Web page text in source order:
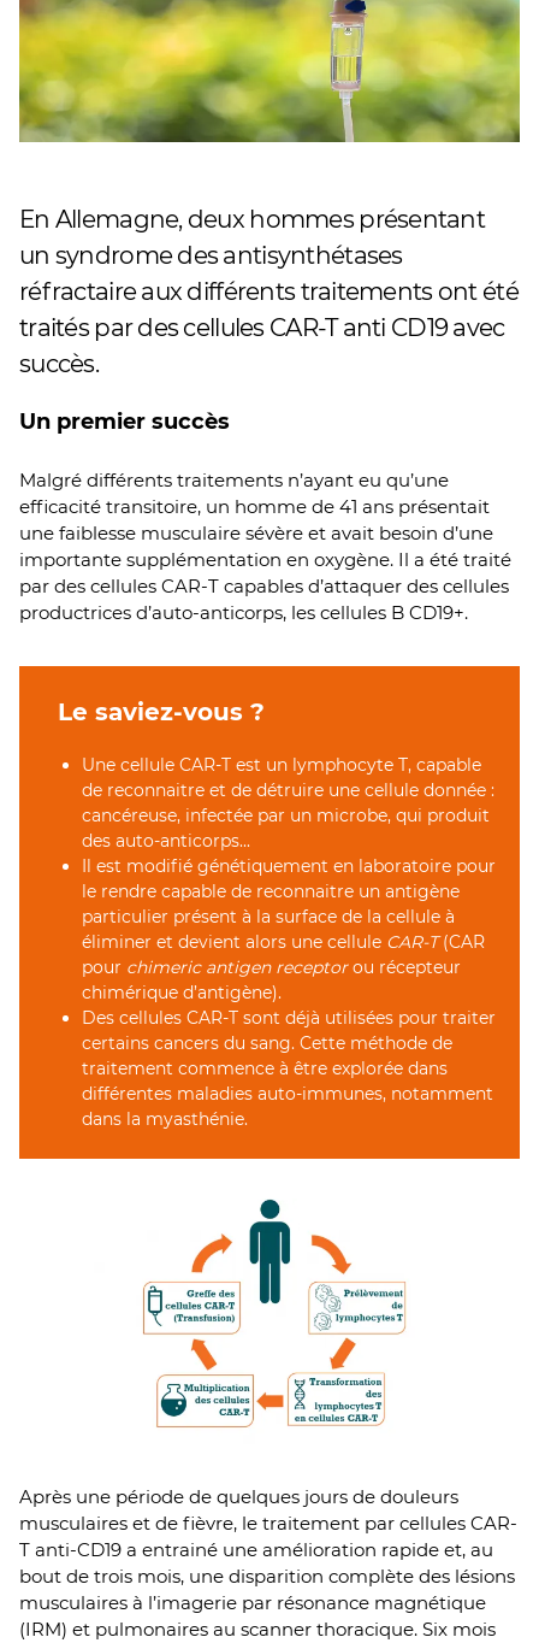
En Allemagne, deux hommes présentant
un syndrome des antisynthétases
réfractaire aux différents traitements ont été
traités par des cellules CAR-T anti CD19 avec
succès.
Un premier succès
Malgré différents traitements n’ayant eu qu’une
efficacité transitoire, un homme de 41 ans présentait
une faiblesse musculaire sévère et avait besoin d’une
importante supplémentation en oxygène. Il a été traité
par des cellules CAR-T capables d’attaquer des cellules
productrices d’auto-anticorps, les cellules B CD19+.
Le saviez-vous ?
Une cellule CAR-T est un lymphocyte T, capable
de reconnaitre et de détruire une cellule donnée :
cancéreuse, infectée par un microbe, qui produit
des auto-anticorps...
Il est modifié génétiquement en laboratoire pour
le rendre capable de reconnaitre un antigène
particulier présent à la surface de la cellule à
éliminer et devient alors une cellule CAR-T(CAR
pour chimeric antigen receptorou récepteur
chimérique d’antigène).
Des cellules CAR-T sont déjà utilisées pour traiter
certains cancers du sang. Cette méthode de
traitement commence à être explorée dans
différentes maladies auto-immunes, notamment
dans la myasthénie.
Après une période de quelques jours de douleurs
musculaires et de fièvre, le traitement par cellules CAR-
T anti-CD19 a entrainé une amélioration rapide et, au
bout de trois mois, une disparition complète des lésions
musculaires à l’imagerie par résonance magnétique
(IRM) et pulmonaires au scanner thoracique. Six mois